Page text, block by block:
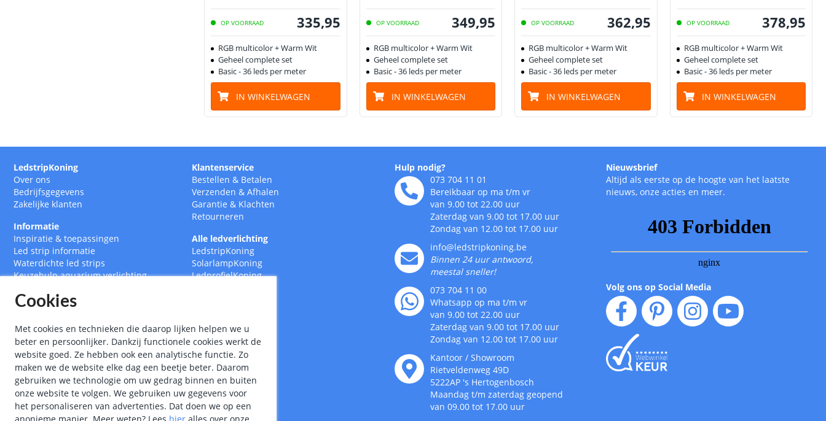
OP VOORRAAD 335,95
RGB multicolor + Warm Wit
Geheel complete set
Basic - 36 leds per meter
IN WINKELWAGEN
OP VOORRAAD 349,95
RGB multicolor + Warm Wit
Geheel complete set
Basic - 36 leds per meter
IN WINKELWAGEN
OP VOORRAAD 362,95
RGB multicolor + Warm Wit
Geheel complete set
Basic - 36 leds per meter
IN WINKELWAGEN
OP VOORRAAD 378,95
RGB multicolor + Warm Wit
Geheel complete set
Basic - 36 leds per meter
IN WINKELWAGEN
LedstripKoning
Over ons
Bedrijfsgegevens
Zakelijke klanten
Informatie
Inspiratie & toepassingen
Led strip informatie
Waterdichte led strips
Keuzehulp aquarium verlichting
RGB CCT Multicolor led strips
Led drivers
Ledstrips 12 Volt
Ledstrips 24 Volt
Ledstrip 5 meter
Ledstrip 10 meter
Klantenservice
Bestellen & Betalen
Verzenden & Afhalen
Garantie & Klachten
Retourneren
Alle ledverlichting
LedstripKoning
SolarlampKoning
LedprofielKoning
Hulp nodig?
073 704 11 01
Bereikbaar op ma t/m vr
van 9.00 tot 22.00 uur
Zaterdag van 9.00 tot 17.00 uur
Zondag van 12.00 tot 17.00 uur
info@ledstripkoning.be
Binnen 24 uur antwoord,
meestal sneller!
073 704 11 00
Whatsapp op ma t/m vr
van 9.00 tot 22.00 uur
Zaterdag van 9.00 tot 17.00 uur
Zondag van 12.00 tot 17.00 uur
Kantoor / Showroom
Rietveldenweg 49D
5222AP 's Hertogenbosch
Maandag t/m zaterdag geopend
van 09.00 tot 17.00 uur
Nieuwsbrief
Altijd als eerste op de hoogte van het laatste
nieuws, onze acties en meer.
Volg ons op Social Media
Cookies
Met cookies en technieken die daarop lijken helpen we u
beter en persoonlijker. Dankzij functionele cookies werkt de
website goed. Ze hebben ook een analytische functie. Zo
maken we de website elke dag een beetje beter. Daarom
gebruiken we technologie om uw gedrag binnen en buiten
onze website te volgen. We gebruiken uw gegevens voor
het personaliseren van advertenties. Dat doen we op een